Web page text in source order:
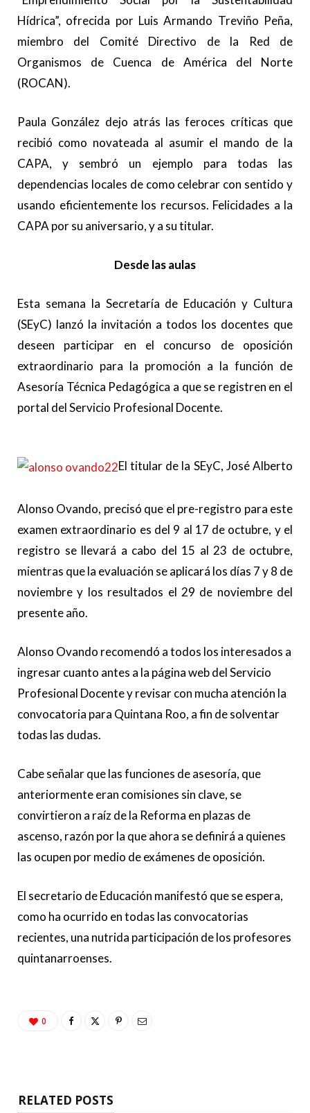
Hídrica”, ofrecida por Luis Armando Treviño Peña,
miembro del Comité Directivo de la Red de
Organismos de Cuenca de América del Norte
(ROCAN).
Paula González dejo atrás las feroces críticas que
recibió como novateada al asumir el mando de la
CAPA, y sembró un ejemplo para todas las
dependencias locales de como celebrar con sentido y
usando eficientemente los recursos. Felicidades a la
CAPA por su aniversario, y a su titular.
Desde las aulas
Esta semana la Secretaría de Educación y Cultura
(SEyC) lanzó la invitación a todos los docentes que
deseen participar en el concurso de oposición
extraordinario para la promoción a la función de
Asesoría Técnica Pedagógica a que se registren en el
portal del Servicio Profesional Docente.
El titular de la SEyC, José Alberto
Alonso Ovando, precisó que el pre-registro para este
examen extraordinario es del 9 al 17 de octubre, y el
registro se llevará a cabo del 15 al 23 de octubre,
mientras que la evaluación se aplicará los días 7 y 8 de
noviembre y los resultados el 29 de noviembre del
presente año.
Alonso Ovando recomendó a todos los interesados a
ingresar cuanto antes a la página web del Servicio
Profesional Docente y revisar con mucha atención la
convocatoria para Quintana Roo, a fin de solventar
todas las dudas.
Cabe señalar que las funciones de asesoría, que
anteriormente eran comisiones sin clave, se
convirtieron a raíz de la Reforma en plazas de
ascenso, razón por la que ahora se definirá a quienes
las ocupen por medio de exámenes de oposición.
El secretario de Educación manifestó que se espera,
como ha ocurrido en todas las convocatorias
recientes, una nutrida participación de los profesores
quintanarroenses.
0
RELATED POSTS